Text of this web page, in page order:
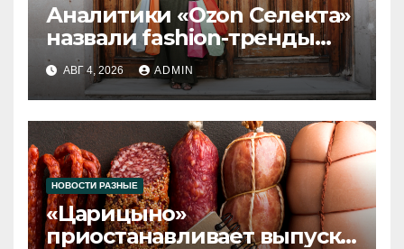
Аналитики «Ozon Селекта»
назвали fashion-тренды
2026 года
АВГ 4, 2026 ADMIN
НОВОСТИ РАЗНЫЕ
«Царицыно»
приостанавливает выпуск